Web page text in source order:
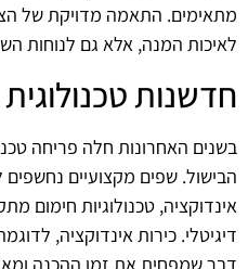
מתאימים. התאמה מדויקת של
לאיכות המנה, אלא גם לנוחות
חדשנות
בשנים האחרונות חלה פריחה
הבישול. שפים מקצועיים נחשפים
אינדוקציה, טכנולוגיות חימום
דיגיטלי. כירות אינדוקציה,